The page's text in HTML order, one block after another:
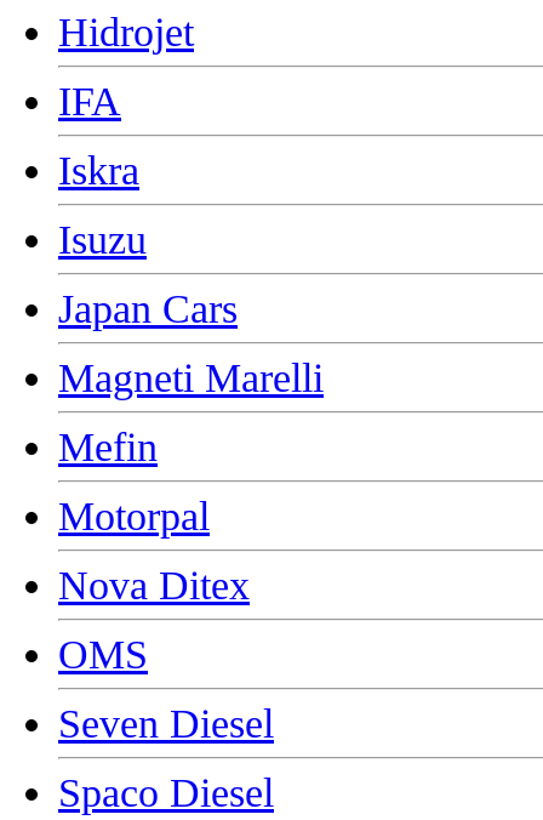
Hidrojet
IFA
Iskra
Isuzu
Japan Cars
Magneti Marelli
Mefin
Motorpal
Nova Ditex
OMS
Seven Diesel
Spaco Diesel